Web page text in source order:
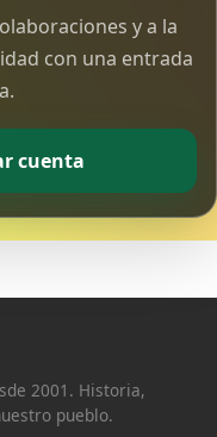
y a la
con una entrada
cuenta
2001. Historia,
pueblo.